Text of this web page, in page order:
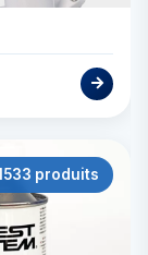
produits